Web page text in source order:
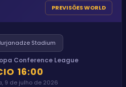
PREVISÕES WORLD
Stadium
Conference League
16:00
9 de julho de 2026